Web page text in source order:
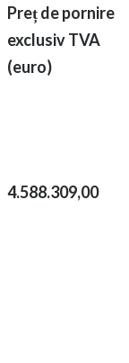
Preț de pornire
exclusiv TVA
(euro)
4.588.309,00